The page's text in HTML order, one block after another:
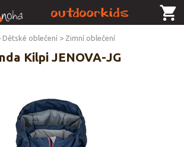
Dětské oblečení > Zimní oblečení
Kilpi JENOVA-JG